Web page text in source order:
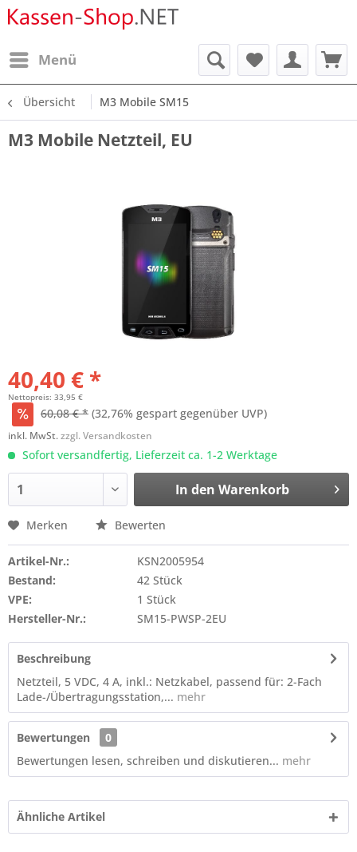
Menü
Übersicht M3 Mobile SM15
M3 Mobile Netzteil, EU
40,40 € *
Nettopreis: 33,95 €
60,08 € * (32,76% gespart gegenüber UVP)
inkl. MwSt.zzgl. Versandkosten
Sofort versandfertig, Lieferzeit ca. 1-2 Werktage
In den Warenkorb
Merken Bewerten
Artikel-Nr.:
KSN2005954
Bestand:
42 Stück
VPE:
1 Stück
Hersteller-Nr.:
SM15-PWSP-2EU
Beschreibung
Netzteil, 5 VDC, 4 A, inkl.: Netzkabel, passend für: 2-Fach
Lade-/Übertragungsstation,... mehr
Bewertungen
0
Bewertungen lesen, schreiben und diskutieren... mehr
Ähnliche Artikel